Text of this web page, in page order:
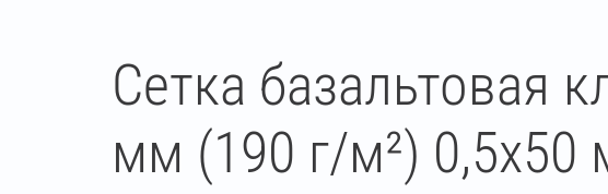
Сетка базальтовая
мм (190 г/м²) 0,5х50